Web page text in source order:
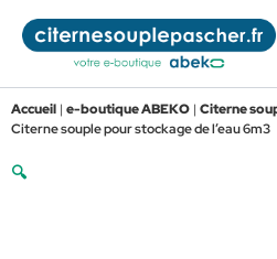
contenu
Accueil | e-boutique ABEKO | Citerne
Citerne souple pour stockage de l’eau 6m3
🔍